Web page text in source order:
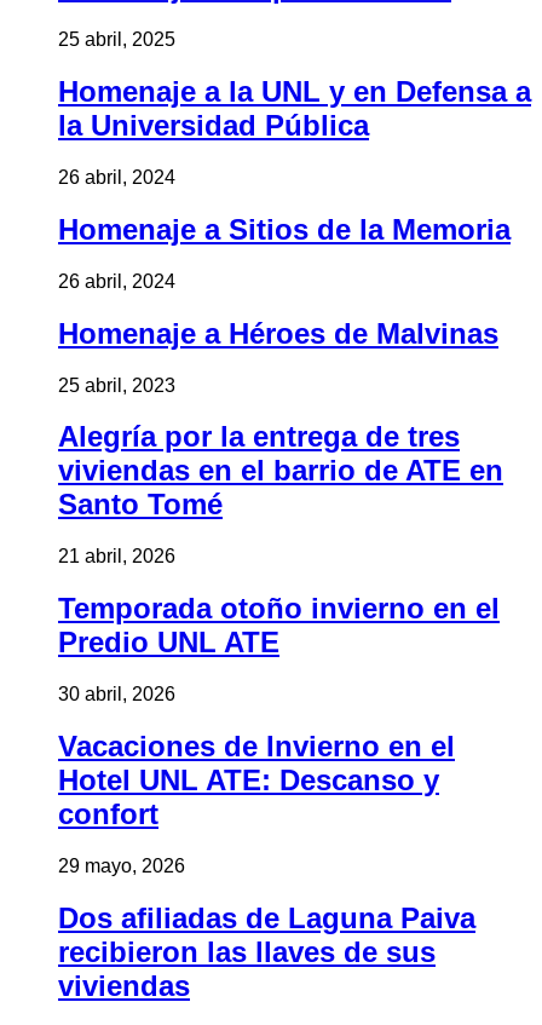
25 abril, 2025
Homenaje a la UNL y en Defensa a
la Universidad Pública
26 abril, 2024
Homenaje a Sitios de la Memoria
26 abril, 2024
Homenaje a Héroes de Malvinas
25 abril, 2023
Alegría por la entrega de tres
viviendas en el barrio de ATE en
Santo Tomé
21 abril, 2026
Temporada otoño invierno en el
Predio UNL ATE
30 abril, 2026
Vacaciones de Invierno en el
Hotel UNL ATE: Descanso y
confort
29 mayo, 2026
Dos afiliadas de Laguna Paiva
recibieron las llaves de sus
viviendas